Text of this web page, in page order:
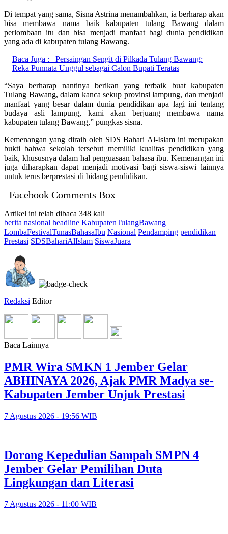
Di tempat yang sama, Sisna Astrina menambahkan, ia berharap akan
bisa membawa nama baik kabupaten tulang Bawang dalam
perlombaan itu dan bisa menjadi manfaat bagi dunia pendidikan
yang ada di kabupaten tulang Bawang.
Baca Juga :
Persaingan Sengit di Pilkada Tulang Bawang:
Reka Punnata Unggul sebagai Calon Bupati Teratas
“Saya berharap nantinya berikan yang terbaik buat kabupaten
Tulang Bawang, dalam kanca sekup provinsi lampung, dan menjadi
manfaat yang besar dalam dunia pendidikan apa lagi ini tentang
budaya asli lampung, kami akan berjuang membawa nama
kabupaten tulang Bawang,” pungkas sisna.
Kemenangan yang diraih oleh SDS Bahari Al-Islam ini merupakan
bukti bahwa sekolah tersebut memiliki kualitas pendidikan yang
baik, khususnya dalam hal penguasaan bahasa ibu. Kemenangan ini
juga diharapkan dapat menjadi motivasi bagi siswa-siswi lainnya
untuk terus berprestasi di bidang pendidikan.
Facebook Comments Box
Artikel ini telah dibaca 348 kali
berita nasional headline KabupatenTulangBawang
LombaFestivalTunasBahasaIbu Nasional Pendamping pendidikan
Prestasi SDSBahariAlIslam SiswaJuara
Redaksi Editor
Baca Lainnya
PMR Wira SMKN 1 Jember Gelar
ABHINAYA 2026, Ajak PMR Madya se-
Kabupaten Jember Unjuk Prestasi
7 Agustus 2026 - 19:56 WIB
Dorong Kepedulian Sampah SMPN 4
Jember Gelar Pemilihan Duta
Lingkungan dan Literasi
7 Agustus 2026 - 11:00 WIB